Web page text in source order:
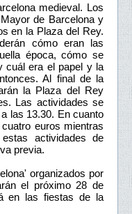
medieval. Los
de Barcelona y
en la Plaza del Rey.
cómo eran las
época, cómo se
cuál era el papel y la
Al final de la
la Plaza del Rey
Las actividades se
las 13.30. En cuanto
euros mientras
actividades de
previa.
organizados por
el próximo 28 de
en las fiestas de la